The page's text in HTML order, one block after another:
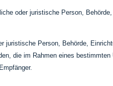
oder juristische Person,
juristische Person, Behörde,
die im Rahmen eines